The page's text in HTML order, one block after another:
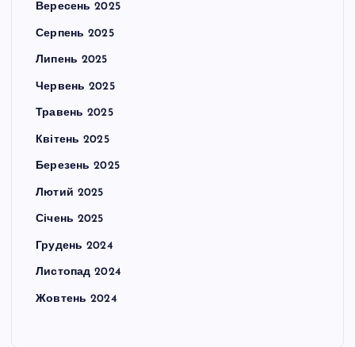
Вересень 2025
Серпень 2025
Липень 2025
Червень 2025
Травень 2025
Квітень 2025
Березень 2025
Лютий 2025
Січень 2025
Грудень 2024
Листопад 2024
Жовтень 2024